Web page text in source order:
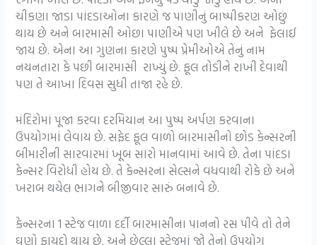
ચીકણા જાડા પાંદડાઓના કારણે જ પાણીનું બાષ્પીકરણ ઓછું
થાય છે અને બારમાસી ઓછા પાણીએ પણ ખીલે છે અને ફેલાઈ
જાય છે. એના આ ગુણના કારણે પુષ્પ પ્રેમીઓએ તેનું નામ
નયનતારા કે પછી બારમાસી રાખ્યું છે. ફૂલ તોડીને રાખી દેવાથી
પણ તે આખા દિવસ સુધી તાજા રહે છે.
મંદિરોમાં પૂજા કરવા દરમિયાન આ પુષ્પ અર્પણ કરવાના
ઉપયોગમાં લેવાય છે. સફેદ ફૂલ વાળો બારમાસીનો છોડ કેન્સરની
બીમારીની સારવારમાં ખૂબ સારો માનવામાં આવે છે. તેના પાંદડા
કેન્સર વિરોધી હોય છે. તે કેન્સરના સેલ્સને વધવાથી રોકે છે અને
ખરાબ થયેલ ભાગને બીજીવાર સારું બનાવે છે.
કેન્સરના 1 સ્ટેજ વાળા દર્દી બારમાસીના પાનનો રસ પીવે તો તેને
ઘણો ફાયદો થાય છે. અને છેલ્લા સ્ટેજમાં જો તેનો ઉપયોગ